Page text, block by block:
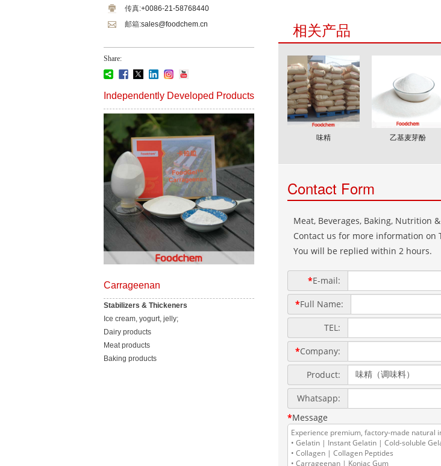
传真:+0086-21-58768440
邮箱:sales@foodchem.cn
Share:
Independently Developed Products
Carrageenan
Stabilizers & Thickeners
Ice cream, yogurt, jelly;
Dairy products
Meat products
Baking products
相关产品
味精 乙基麦芽酚